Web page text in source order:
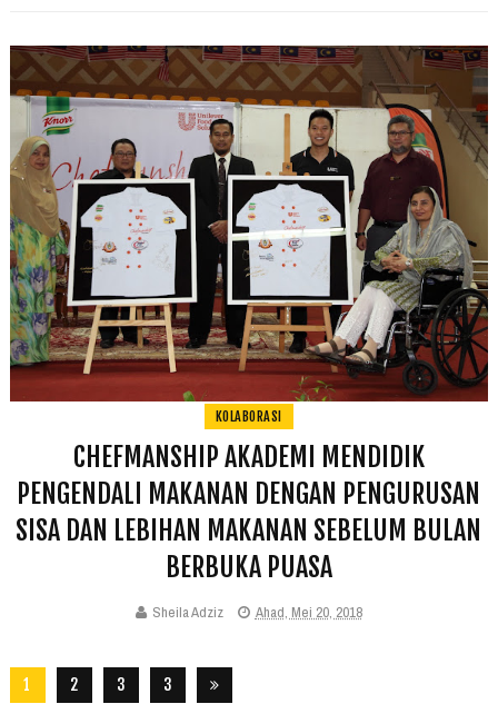
KOLABORASI
CHEFMANSHIP AKADEMI MENDIDIK
PENGENDALI MAKANAN DENGAN PENGURUSAN
SISA DAN LEBIHAN MAKANAN SEBELUM BULAN
BERBUKA PUASA
Sheila Adziz Ahad, Mei 20, 2018
1 2 3
3